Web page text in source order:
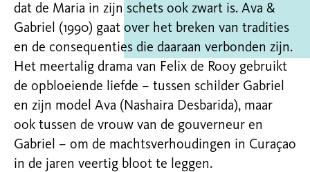
dat de Maria in zijn schets ook zwart is. Ava &
Gabriel (1990) gaat over het breken van tradities
en de consequenties die daaraan verbonden zijn.
Het meertalig drama van Felix de Rooy gebruikt
de opbloeiende liefde – tussen schilder Gabriel
en zijn model Ava (Nashaira Desbarida), maar
ook tussen de vrouw van de gouverneur en
Gabriel – om de machtsverhoudingen in Curaçao
in de jaren veertig bloot te leggen.